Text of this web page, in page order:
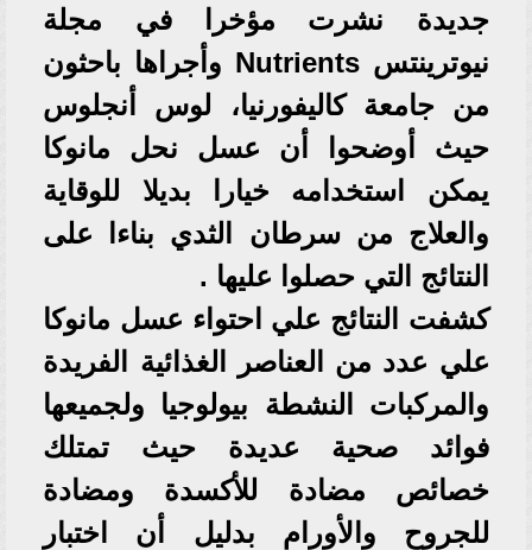
جديدة نشرت مؤخرا في مجلة
نيوترينتس Nutrients وأجراها باحثون
من جامعة كاليفورنيا، لوس أنجلوس
حيث أوضحوا أن عسل نحل مانوكا
يمكن استخدامه خيارا بديلا للوقاية
والعلاج من سرطان الثدي بناءا على
النتائج التي حصلوا عليها .
كشفت النتائج علي احتواء عسل مانوكا
علي عدد من العناصر الغذائية الفريدة
والمركبات النشطة بيولوجيا ولجميعها
فوائد صحية عديدة حيث تمتلك
خصائص مضادة للأكسدة ومضادة
للجروح والأورام بدليل أن اختبار